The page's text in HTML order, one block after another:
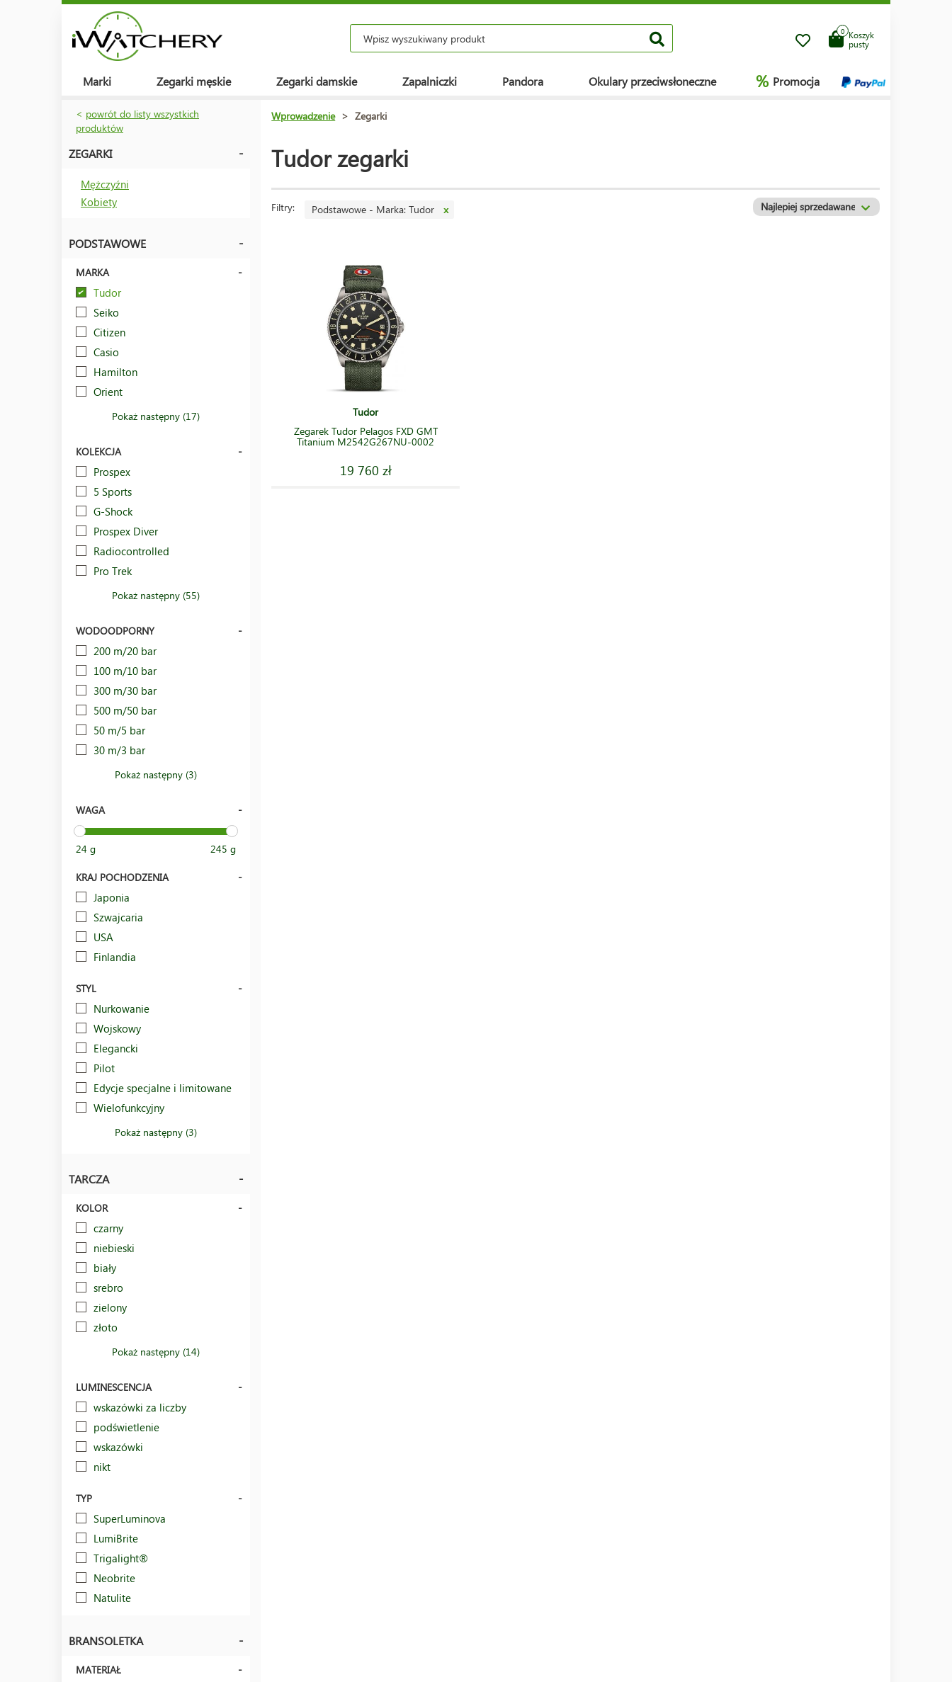
Koszyk
pusty
0
Marki Zegarki męskie Zegarki damskie Zapalniczki Pandora Okulary przeciwsłoneczne % Promocja
< powrót do listy wszystkich
produktów
ZEGARKI
Mężczyźni
Kobiety
PODSTAWOWE
MARKA
Tudor
Seiko
Citizen
Casio
Hamilton
Orient
Pokaż następny (17)
KOLEKCJA
Prospex
5 Sports
G-Shock
Prospex Diver
Radiocontrolled
Pro Trek
Pokaż następny (55)
WODOODPORNY
200 m/20 bar
100 m/10 bar
300 m/30 bar
500 m/50 bar
50 m/5 bar
30 m/3 bar
Pokaż następny (3)
WAGA
24 g 245 g
KRAJ POCHODZENIA
Japonia
Szwajcaria
USA
Finlandia
STYL
Nurkowanie
Wojskowy
Elegancki
Pilot
Edycje specjalne i limitowane
Wielofunkcyjny
Pokaż następny (3)
TARCZA
KOLOR
czarny
niebieski
biały
srebro
zielony
złoto
Pokaż następny (14)
LUMINESCENCJA
wskazówki za liczby
podświetlenie
wskazówki
nikt
TYP
SuperLuminova
LumiBrite
Trigalight®
Neobrite
Natulite
BRANSOLETKA
MATERIAŁ
Wprowadzenie > Zegarki
Tudor zegarki
Filtry: Podstawowe - Marka: Tudor x
Tudor
Zegarek Tudor Pelagos FXD GMT
Titanium M2542G267NU-0002
19 760 zł